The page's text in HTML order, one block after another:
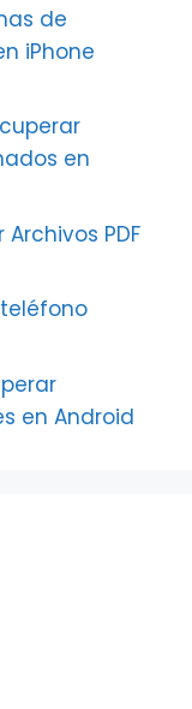
de
iPhone
en
PDF
en Android